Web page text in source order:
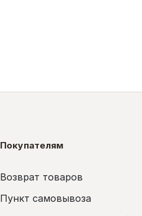
Покупателям
Возврат товаров
Пункт самовывоза